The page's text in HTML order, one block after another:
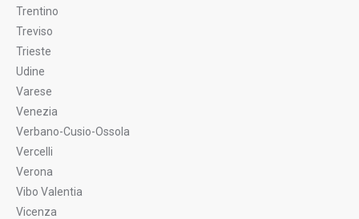
Trentino
Treviso
Trieste
Udine
Varese
Venezia
Verbano-Cusio-Ossola
Vercelli
Verona
Vibo Valentia
Vicenza